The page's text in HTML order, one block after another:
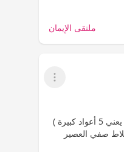
ملتقى الإيمان
عرض القائمة
5 ليمونات معصورة 3ملاعق سكر كمية من ورق النعناع ( يعني 5 أعواد كبيرة )
صفي العصير